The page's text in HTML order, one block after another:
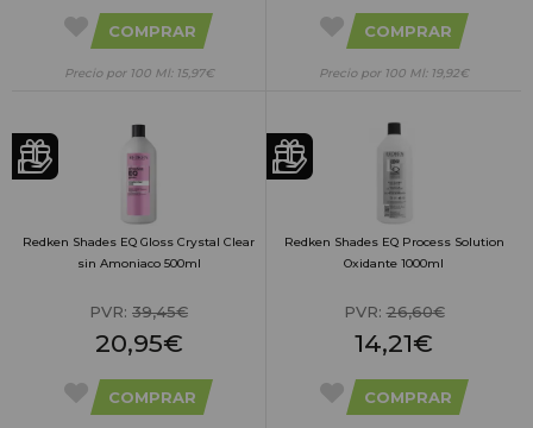
COMPRAR
Precio por 100 Ml: 15,97€
COMPRAR
Precio por 100 Ml: 19,92€
Redken Shades EQ Gloss Crystal Clear
sin Amoniaco 500ml
PVR: 39,45€
20,95€
COMPRAR
Redken Shades EQ Process Solution
Oxidante 1000ml
PVR:26,60€
14,21€
COMPRAR